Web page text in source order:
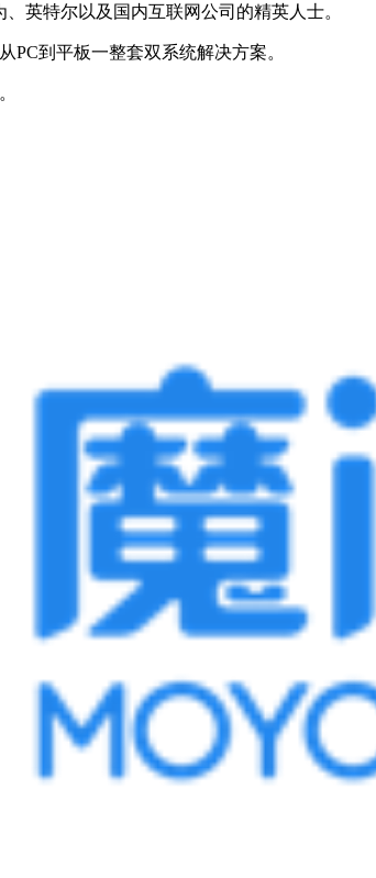
英特尔以及国内互联网公司的精英人士。
到平板一整套双系统解决方案。